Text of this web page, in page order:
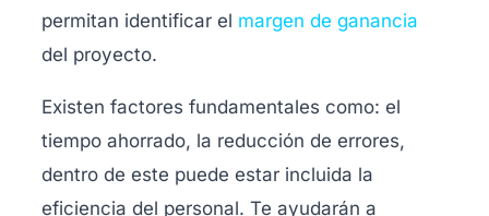
permitan identificar el margen de ganancia
del proyecto.
Existen factores fundamentales como: el
tiempo ahorrado, la reducción de errores,
dentro de este puede estar incluida la
eficiencia del personal. Te ayudarán a